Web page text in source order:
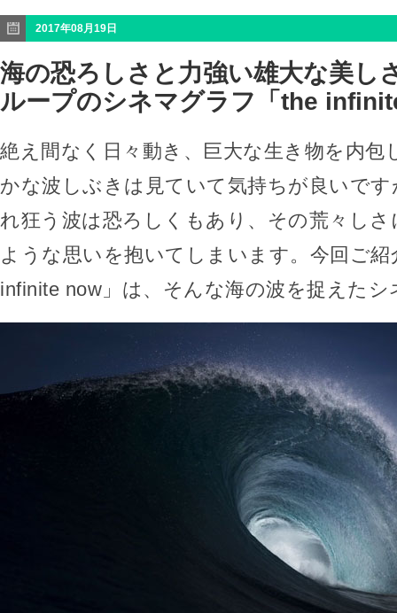
2017年08月19日
海の恐ろしさと力強い雄大な美し
ループのシネマグラフ「the
絶え間なく日々動き、巨大な生き物を内包
かな波しぶきは見ていて気持ちが良いで
れ狂う波は恐ろしくもあり、その荒々し
ような思いを抱いてしまいます。今回ご紹
infinite now」は、そんな海の波を捉えた